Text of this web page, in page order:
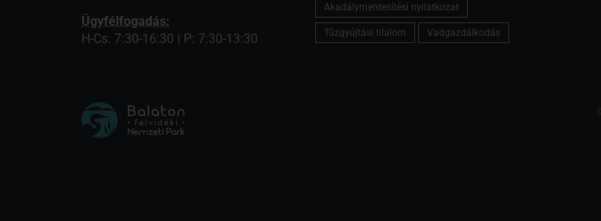
Ügyfélfogadás:
H-Cs: 7:30-16:30 | P: 7:30-13:30
Akadálymentesítési nyilatkozat
Tűzgyújtási tilalom Vadgazdálkodás